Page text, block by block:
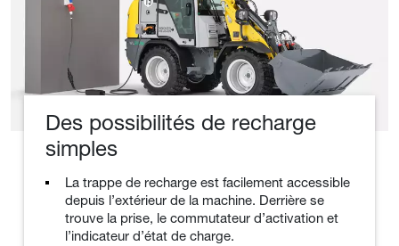
Des possibilités de recharge
simples
La trappe de recharge est facilement accessible
depuis l’extérieur de la machine. Derrière se
trouve la prise, le commutateur d’activation et
l’indicateur d’état de charge.